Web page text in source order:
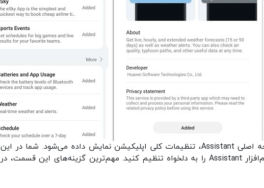
با ضربه زدن بر روی تصویر پروفایل در صفحه اصلی Assistant، تنظیمات کلی اپلیکیشن نمایش داده می‌شود. شما در این
بخش می‌توانید بهتر از هر زمان دیگری، نرم‌افزار Assistant را به دلخواه تنظیم کنید. مهم‌ترین گزینه‌های این قسمت، در